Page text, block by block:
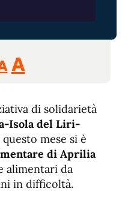
ReducirRestablecer
tamaño
de
fuente
AAumentar
de
fuente.
di solidarietà
Isola del Liri-
mese si è
di Aprilia
alimentari da
in difficoltà.